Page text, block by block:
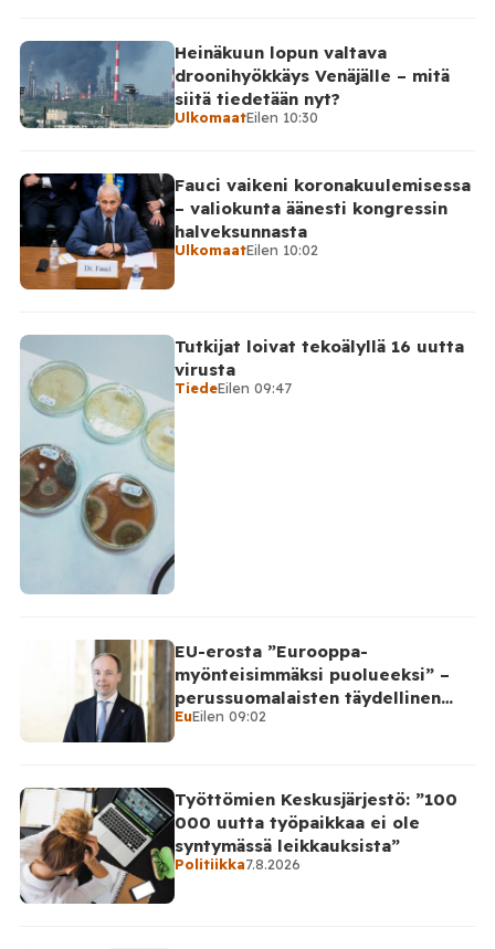
Heinäkuun lopun valtava
droonihyökkäys Venäjälle – mitä
siitä tiedetään nyt?
UlkomaatEilen 10:30
Fauci vaikeni koronakuulemisessa
– valiokunta äänesti kongressin
halveksunnasta
UlkomaatEilen 10:02
Tutkijat loivat tekoälyllä 16 uutta
virusta
TiedeEilen 09:47
EU-erosta ”Eurooppa-
myönteisimmäksi puolueeksi” –
perussuomalaisten täydellinen
takinkääntö
EuEilen 09:02
Työttömien Keskusjärjestö: ”100
000 uutta työpaikkaa ei ole
syntymässä leikkauksista”
Politiikka7.8.2026